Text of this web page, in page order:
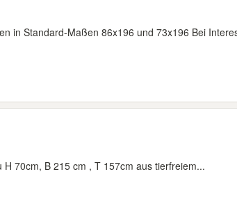
in Standard-Maßen 86x196 und 73x196 Bei
70cm, B 215 cm , T 157cm aus tierfreiem...